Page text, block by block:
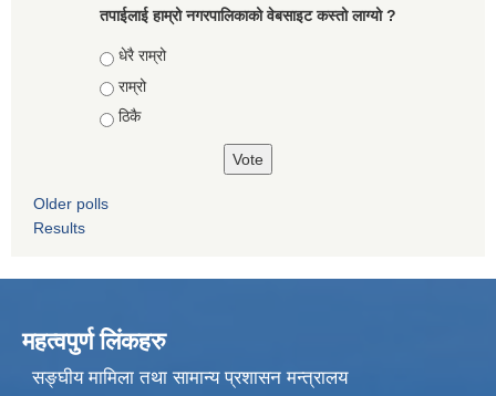
तपाईलाई हाम्रो नगरपालिकाको वेबसाइट कस्तो लाग्यो ?
Choices
धेरै राम्रो
राम्रो
ठिकै
Older polls
Results
महत्वपुर्ण लिंकहरु
सङ्घीय मामिला तथा सामान्य प्रशासन मन्त्रालय